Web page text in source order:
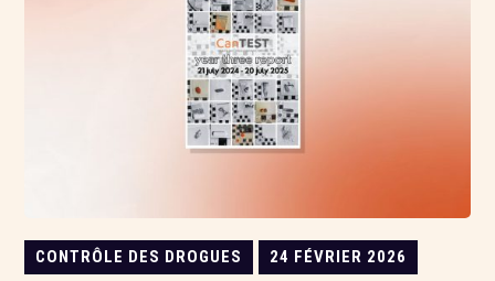
CONTRÔLE DES DROGUES 24 FÉVRIER 2026